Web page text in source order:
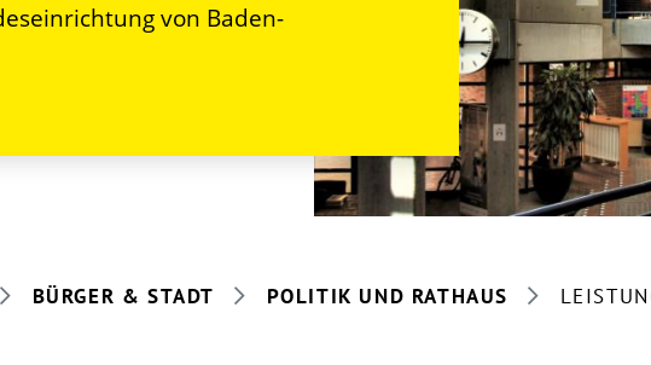
von Baden-
BÜRGER & STADT POLITIK UND RATHAUS